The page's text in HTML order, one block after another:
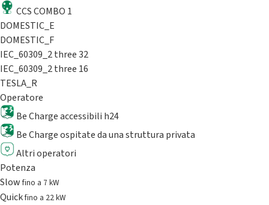
CCS COMBO 1
DOMESTIC_E
DOMESTIC_F
IEC_60309_2 three 32
IEC_60309_2 three 16
TESLA_R
Operatore
Be Charge accessibili h24
Be Charge ospitate da una struttura privata
Altri operatori
Potenza
Slowfino a 7 kW
Quickfino a 22 kW